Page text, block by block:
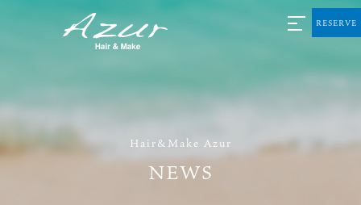
Hair&Make Azur
NEWS
RESERVE